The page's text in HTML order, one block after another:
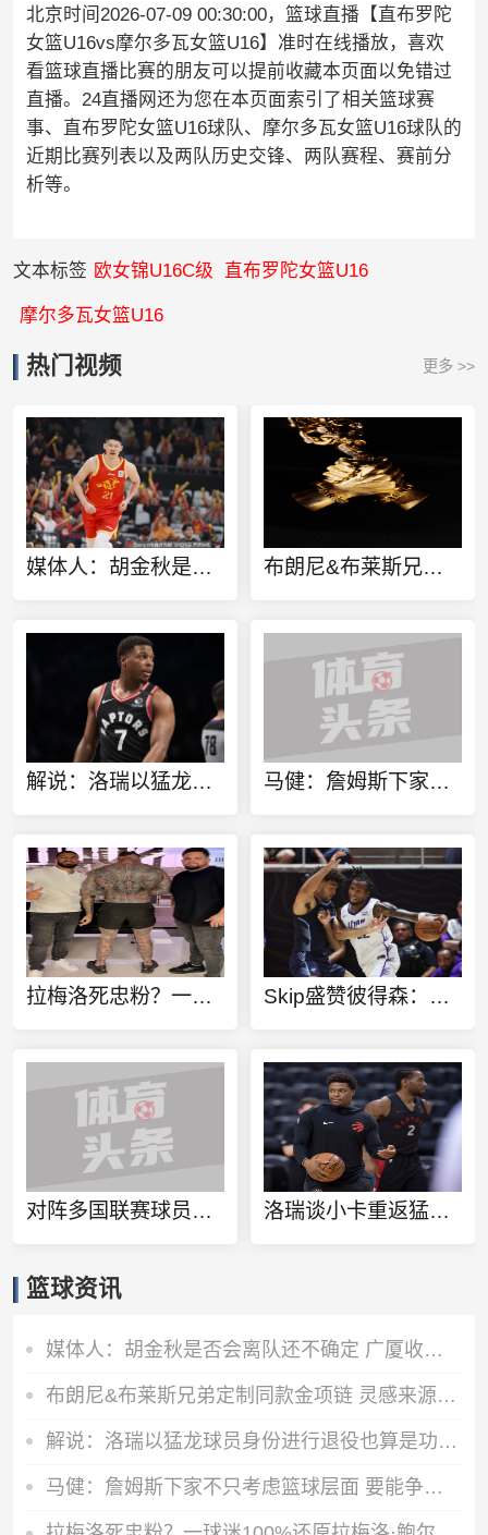
北京时间2026-07-09 00:30:00，篮球直播【直布罗陀
女篮U16vs摩尔多瓦女篮U16】准时在线播放，喜欢
看篮球直播比赛的朋友可以提前收藏本页面以免错过
直播。24直播网还为您在本页面索引了相关篮球赛
事、直布罗陀女篮U16球队、摩尔多瓦女篮U16球队的
近期比赛列表以及两队历史交锋、两队赛程、赛前分
析等。
文本标签 欧女锦U16C级 直布罗陀女篮U16
摩尔多瓦女篮U16
热门视频 更多 >>
媒体人：胡金秋是否会离队还不确定 广厦收到一些报价 且金额不低 布朗尼&布莱斯兄弟定制同款金项链 灵感来源于兄弟之情
解说：洛瑞以猛龙球员身份进行退役也算是功成身退、落叶归根了 马健：詹姆斯下家不只考虑篮球层面 要能争冠&薪资合适&跟老板熟
拉梅洛死忠粉？一球迷100%还原拉梅洛·鲍尔的满背纹身 Skip盛赞彼得森：选秀前我就说了 他会是本届最强球员
对阵多国联赛球员！徐杰和张博源相约美国高质量野球局 洛瑞谈小卡重返猛龙：球队想再夺一个冠军 这一切都将从小卡开始
篮球资讯
媒体人：胡金秋是否会离队还不确定 广厦收到一些报价 且金额不低
布朗尼&布莱斯兄弟定制同款金项链 灵感来源于兄弟之情
解说：洛瑞以猛龙球员身份进行退役也算是功成身退、落叶归根了
马健：詹姆斯下家不只考虑篮球层面 要能争冠&薪资合适&跟老板熟